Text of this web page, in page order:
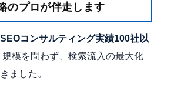
のプロが伴走します
SEOコンサルティング実績100社以
規模を問わず、検索流入の最大化
ました。